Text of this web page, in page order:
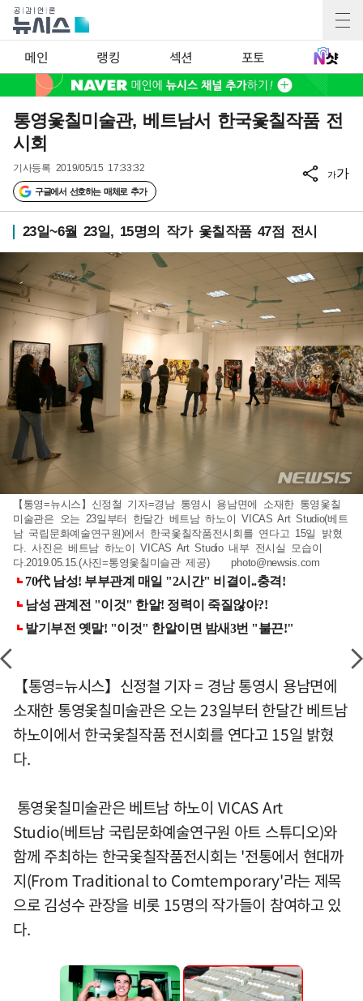
메인 랭킹 섹션 포토
통영옻칠미술관, 베트남서 한국옻칠작품 전
시회
기사등록 2019/05/15 17:33:32
구글에서 선호하는 매체로 추가
가가
23일~6월 23일, 15명의 작가 옻칠작품 47점 전시
【통영=뉴시스】신정철 기자=경남 통영시 용남면에 소재한 통영옻칠
미술관은 오는 23일부터 한달간 베트남 하노이 VICAS Art Studio(베트
남 국립문화예술연구원)에서 한국옻칠작품전시회를 연다고 15일 밝혔
다. 사진은 베트남 하노이 VICAS Art Studio 내부 전시실 모습이
다.2019.05.15.(사진=통영옻칠미슬관 제공)photo@newsis.com
【통영=뉴시스】신정철 기자 = 경남 통영시 용남면에
소재한 통영옻칠미술관은 오는 23일부터 한달간 베트남
하노이에서 한국옻칠작품 전시회를 연다고 15일 밝혔
다.
통영옻칠미술관은 베트남 하노이 VICAS Art
Studio(베트남 국립문화예술연구원 아트 스튜디오)와
함께 주최하는 한국옻칠작품전시회는 '전통에서 현대까
지(From Traditional to Comtemporary'라는 제목
으로 김성수 관장을 비롯 15명의 작가들이 참여하고 있
다.